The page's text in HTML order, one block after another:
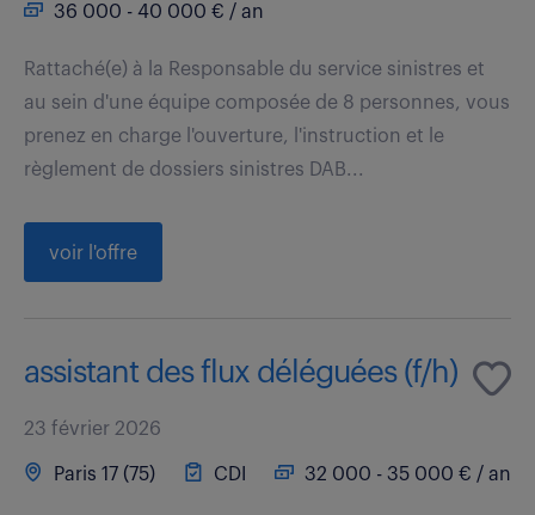
36 000 - 40 000 € / an
Rattaché(e) à la Responsable du service sinistres et
au sein d'une équipe composée de 8 personnes, vous
prenez en charge l'ouverture, l'instruction et le
règlement de dossiers sinistres DAB...
voir l'offre
assistant des flux déléguées (f/h)
23 février 2026
Paris 17 (75) CDI 32 000 - 35 000 € / an